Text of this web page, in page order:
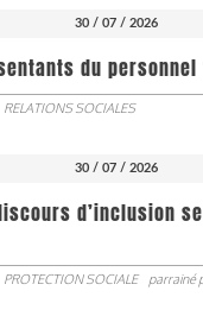
30 / 07 / 2026
du personnel
RELATIONS SOCIALES
30 / 07 / 2026
d’inclusion
PROTECTION SOCIALE parrainé